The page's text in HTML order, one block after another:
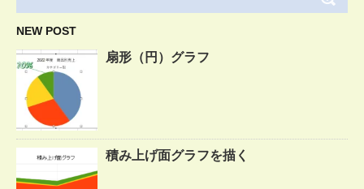
NEW POST
扇形（円）グラフ
積み上げ面グラフを描く